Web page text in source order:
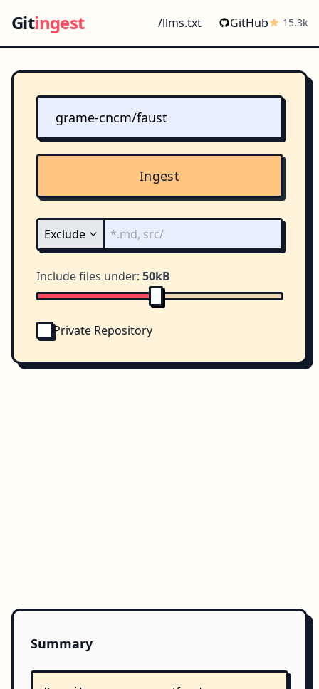
Gitingest /llms.txt GitHub 15.3k
Ingest
Include files under: 50kB
Private Repository
Summary